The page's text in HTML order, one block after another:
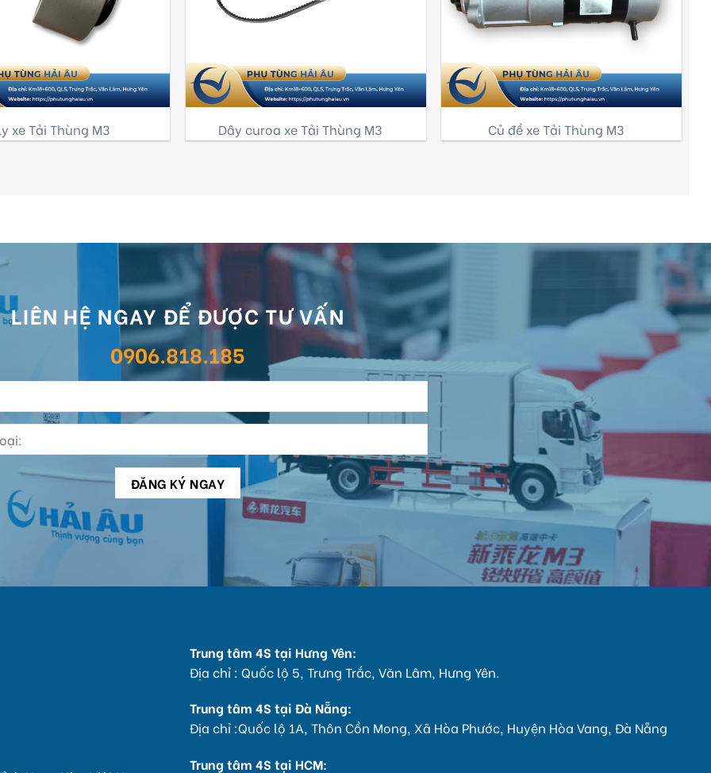
xe Tải Thùng M3 Dây curoa xe Tải Thùng M3 Củ đề xe Tải Thùng M3
LIÊN HỆ NGAY ĐỂ ĐƯỢC TƯ VẤN
0906.818.185
Trung tâm 4S tại Hưng Yên:
Địa chỉ : Quốc lộ 5, Trưng Trắc, Văn Lâm, Hưng Yên.
Trung tâm 4S tại Đà Nẵng:
Địa chỉ :Quốc lộ 1A, Thôn Cồn Mong, Xã Hòa Phước, Huyện Hòa Vang, Đà Nẵng
Trung tâm 4S tại HCM: